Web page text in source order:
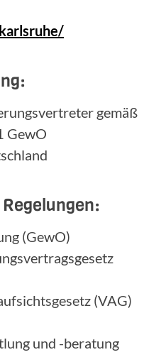
gemäß
GewO
(GewO)
(VAG)
und -beratung